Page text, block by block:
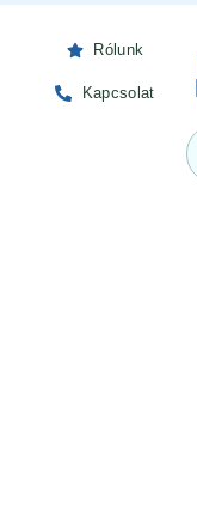
Rólunk
Kapcsolat